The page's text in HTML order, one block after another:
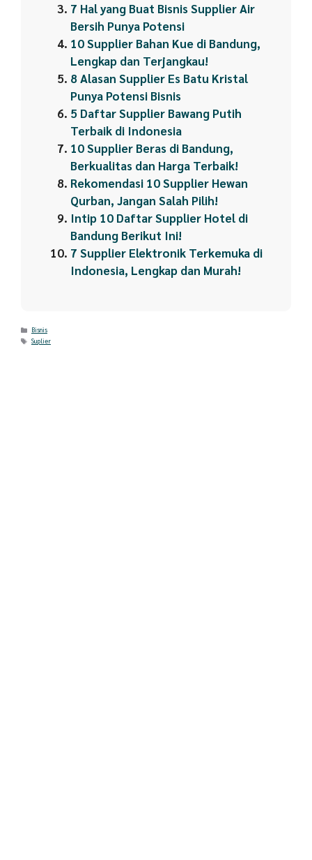
7 Hal yang Buat Bisnis Supplier Air
Bersih Punya Potensi
10 Supplier Bahan Kue di Bandung,
Lengkap dan Terjangkau!
8 Alasan Supplier Es Batu Kristal
Punya Potensi Bisnis
5 Daftar Supplier Bawang Putih
Terbaik di Indonesia
10 Supplier Beras di Bandung,
Berkualitas dan Harga Terbaik!
Rekomendasi 10 Supplier Hewan
Qurban, Jangan Salah Pilih!
Intip 10 Daftar Supplier Hotel di
Bandung Berikut Ini!
7 Supplier Elektronik Terkemuka di
Indonesia, Lengkap dan Murah!
Categories
Bisnis
Tags
Suplier